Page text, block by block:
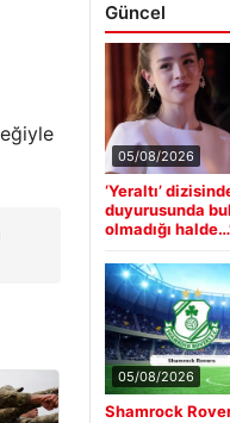
Güncel
05/08/2026
‘Yeraltı’
duyurusunda
olmadığı
05/08/2026
Shamrock